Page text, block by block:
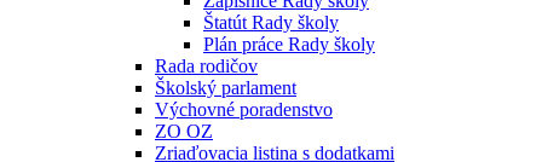
Štatút Rady školy
Plán práce Rady školy
Rada rodičov
Školský parlament
Výchovné poradenstvo
ZO OZ
Zriaďovacia listina s dodatkami